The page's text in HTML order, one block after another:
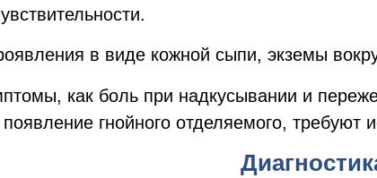
в виде кожной сыпи, экземы
как боль при надкусывании и
гнойного отделяемого,